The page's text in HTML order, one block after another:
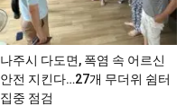
나주시 다도면, 폭염 속 어르신
안전 지킨다…27개 무더위 쉼터
집중 점검